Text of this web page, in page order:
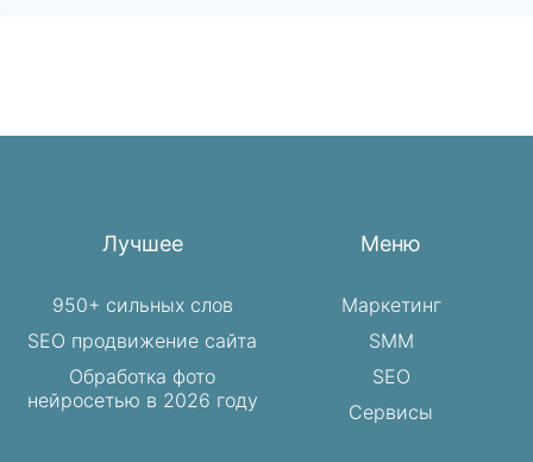
Лучшее
950+ сильных слов
SEO продвижение сайта
Обработка фото
нейросетью в 2026 году
Меню
Маркетинг
SMM
SEO
Сервисы